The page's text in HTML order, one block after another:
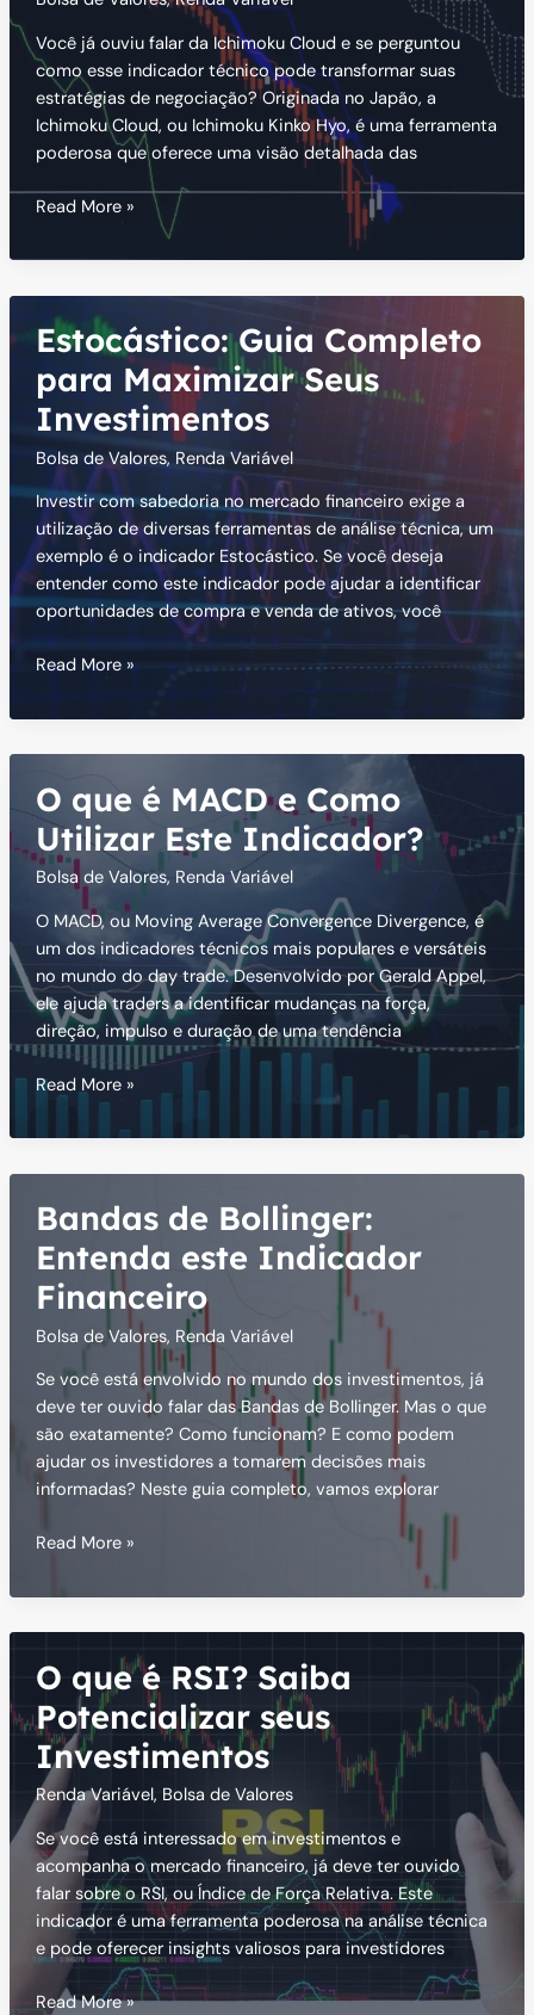
Você já ouviu falar da Ichimoku Cloud e se perguntou
como esse indicador técnico pode transformar suas
estratégias de negociação? Originada no Japão, a
Ichimoku Cloud, ou Ichimoku Kinko Hyo, é uma ferramenta
poderosa que oferece uma visão detalhada das
Ichimoku
Guia
para
Traders
Read More »
Estocástico: Guia Completo
para Maximizar Seus
Investimentos
Bolsa de Valores, Renda Variável
Investir com sabedoria no mercado financeiro exige a
utilização de diversas ferramentas de análise técnica, um
exemplo é o indicador Estocástico. Se você deseja
entender como este indicador pode ajudar a identificar
oportunidades de compra e venda de ativos, você
Estocástico:
Completo
Seus
Investimentos
Read More »
O que é MACD e Como
Utilizar Este Indicador?
Bolsa de Valores, Renda Variável
O MACD, ou Moving Average Convergence Divergence, é
um dos indicadores técnicos mais populares e versáteis
no mundo do day trade. Desenvolvido por Gerald Appel,
ele ajuda traders a identificar mudanças na força,
direção, impulso e duração de uma tendência
O
é
Como
Utilizar
Este
Indicador?
Read More »
Bandas de Bollinger:
Entenda este Indicador
Financeiro
Bolsa de Valores, Renda Variável
Se você está envolvido no mundo dos investimentos, já
deve ter ouvido falar das Bandas de Bollinger. Mas o que
são exatamente? Como funcionam? E como podem
ajudar os investidores a tomarem decisões mais
informadas? Neste guia completo, vamos explorar
Bandas
Bollinger:
Indicador
Financeiro
Read More »
O que é RSI? Saiba
Potencializar seus
Investimentos
Renda Variável, Bolsa de Valores
Se você está interessado em investimentos e
acompanha o mercado financeiro, já deve ter ouvido
falar sobre o RSI, ou Índice de Força Relativa. Este
indicador é uma ferramenta poderosa na análise técnica
e pode oferecer insights valiosos para investidores
O
Read More »